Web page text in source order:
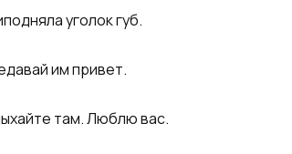
уголок губ.
им привет.
там. Люблю вас.